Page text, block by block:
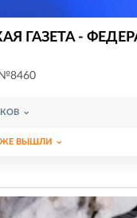
ГАЗЕТА -
№8460
ВЫШЛИ